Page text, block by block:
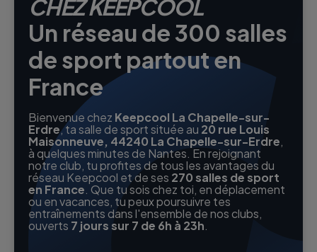
CHEZ KEEPCOOL
Un réseau de 300 salles
de sport partout en
France
Bienvenue chez Keepcool La Chapelle-sur-
Erdre, ta salle de sport située au 20 rue Louis
Maisonneuve, 44240 La Chapelle-sur-Erdre,
à quelques minutes de Nantes. En rejoignant
notre club, tu profites de tous les avantages du
réseau Keepcool et de ses 270 salles de sport
en France. Que tu sois chez toi, en déplacement
ou en vacances, tu peux poursuivre tes
entraînements dans l'ensemble de nos clubs,
ouverts 7 jours sur 7 de 6h à 23h.